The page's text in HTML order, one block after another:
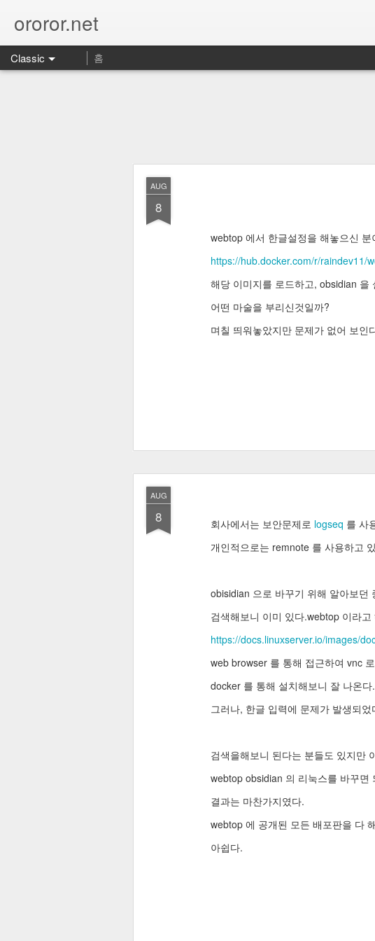
ororor.net
Classic 홈
AUG
8
webtop 에서 한글설정을 해놓으신
https://hub.docker.com/r/raindev11/
해당 이미지를 로드하고, obsidian 을
어떤 마술을 부리신것일까?
며칠 띄워놓았지만 문제가 없어 보인
AUG
8 회사에서는 보안문제로 logseq 를 사
개인적으로는 remnote 를 사용하고
obisidian 으로 바꾸기 위해 알아보던
검색해보니 이미 있다.webtop 이라고
https://docs.linuxserver.io/images/
web browser 를 통해 접근하여 vnc
docker 를 통해 설치해보니 잘 나온
그러나, 한글 입력에 문제가 발생되었
검색을해보니 된다는 분들도 있지만
webtop obsidian 의 리눅스를 바꾸면
결과는 마찬가지였다.
webtop 에 공개된 모든 배포판을 다
아쉽다.